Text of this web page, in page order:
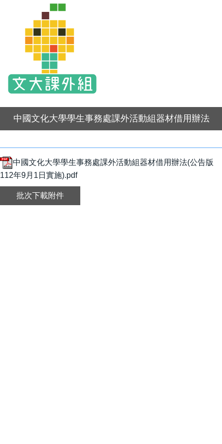
中國文化大學學生事務處課外活動組器材借用辦法
中國文化大學學生事務處課外活動組器材借用辦法(公告版
112年9月1日實施).pdf
批次下載附件